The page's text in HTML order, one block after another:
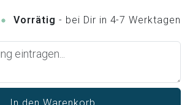
Loading...
Vorrätig - bei Dir in 4-7 Werktagen